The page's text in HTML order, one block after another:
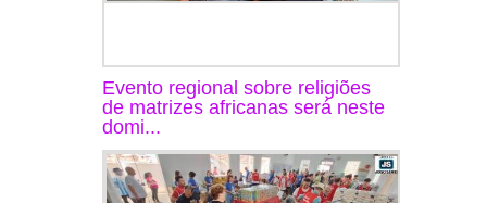
Evento regional sobre religiões
de matrizes africanas será neste
domi...